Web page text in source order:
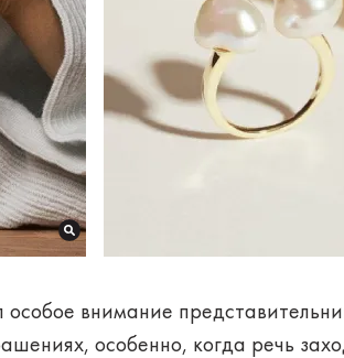
особое внимание
особенно, когда речь